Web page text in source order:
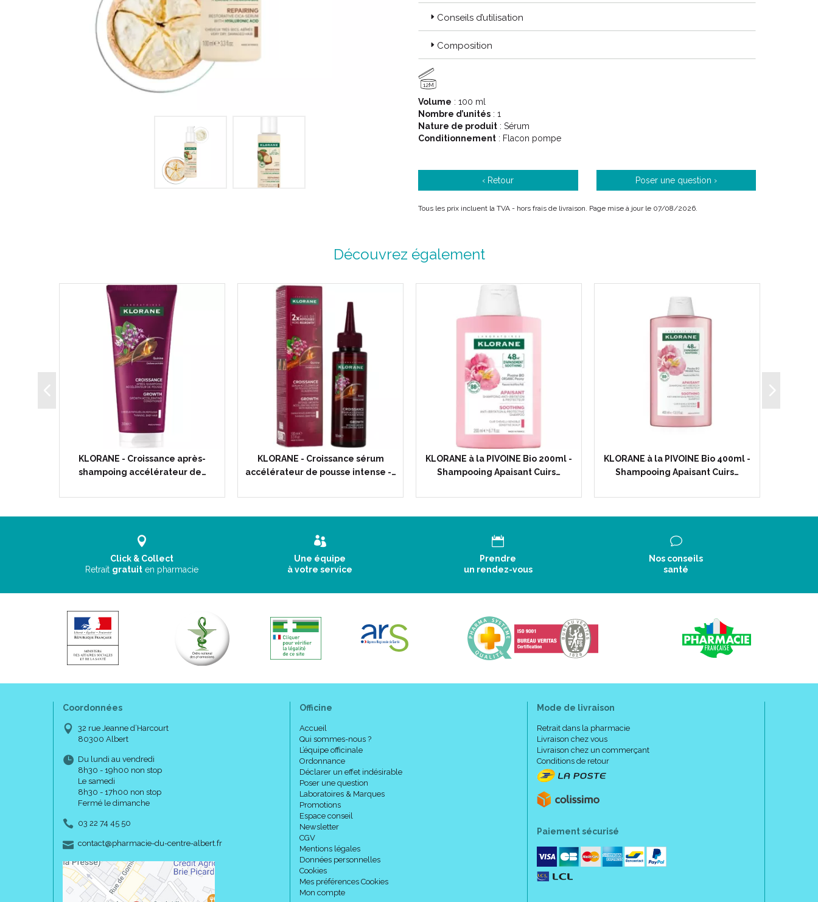
Conseils d’utilisation
Composition
12M
Volume : 100 ml
Nombre d’unités : 1
Nature de produit : Sérum
Conditionnement : Flacon pompe
‹ Retour Poser une question ›
Tous les prix incluent la TVA - hors frais de livraison. Page mise à jour le 07/08/2026.
Découvrez également
KLORANE - Croissance après-
shampoing accélérateur de…
KLORANE - Croissance sérum
accélérateur de pousse intense -…
KLORANE à la PIVOINE Bio 200ml -
Shampooing Apaisant Cuirs…
KLORANE à la PIVOINE Bio 400ml -
Shampooing Apaisant Cuirs…
Click & Collect
Retrait gratuit en pharmacie
Une équipe
à votre service
Prendre
un rendez-vous
Nos conseils
santé
Coordonnées
32 rue Jeanne d’Harcourt
80300 Albert
Du lundi au vendredi
8h30 - 19h00 non stop
Le samedi
8h30 - 17h00 non stop
Fermé le dimanche
03 22 74 45 50
contact-
@-
pharmacie-du-centre-albert.fr
Officine
Accueil
Qui sommes-nous ?
L’équipe officinale
Ordonnance
Déclarer un effet indésirable
Poser une question
Laboratoires & Marques
Promotions
Espace conseil
Newsletter
CGV
Mentions légales
Données personnelles
Cookies
Mes préférences Cookies
Mon compte
Mode de livraison
Retrait dans la pharmacie
Livraison chez vous
Livraison chez un commerçant
Conditions de retour
Paiement sécurisé